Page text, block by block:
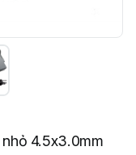
4.5x3.0mm